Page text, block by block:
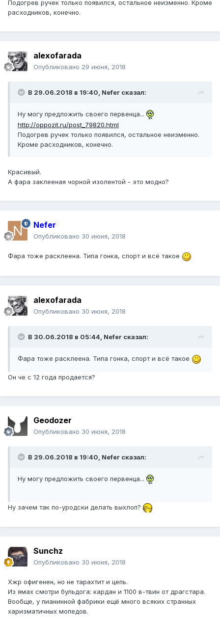
Подогрев ручек только появился, остальное неизменно. Кроме
расходников, конечно.
alexofarada
Опубликовано 29 июня, 2018
В 29.06.2018 в 19:40, Nefer сказал:
Ну могу предложить своего первенца...
http://oppozit.ru/post_79820.html
Подогрев ручек только появился, остальное неизменно.
Кроме расходников, конечно.
Красивый.
А фара заклееная чорной изолентой - это модно?
Nefer
Опубликовано 30 июня, 2018
Фара тоже расклеена. Типа гонка, спорт и всё такое
alexofarada
Опубликовано 30 июня, 2018
В 30.06.2018 в 05:44, Nefer сказал:
Фара тоже расклеена. Типа гонка, спорт и всё такое
Он че с 12 года продается?
Geodozer
Опубликовано 30 июня, 2018
В 29.06.2018 в 19:40, Nefer сказал:
Ну могу предложить своего первенца...
Ну зачем так по-уродски делать выхлоп?
Sunchz
Опубликовано 30 июня, 2018
Хжр офигенен, но не тарахтит и цепь.
Из ямах смотри бульдога: кардан и 1100 в-твин от драгстара.
Вообще, у пианинной фабрики ещё много всяких странных
харизматичных мопедов.